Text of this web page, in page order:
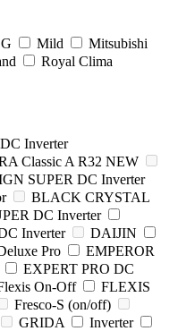
Mild
Mitsubishi
Royal Clima
Inverter
Classic A R32 NEW
SUPER DC Inverter
BLACK CRYSTAL
DC Inverter
Inverter
DAIJIN
Pro
EMPEROR
EXPERT PRO DC
On-Off
FLEXIS
Fresco-S (on/off)
GRIDA
Inverter